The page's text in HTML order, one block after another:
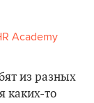
Academy
из разных
каких-то